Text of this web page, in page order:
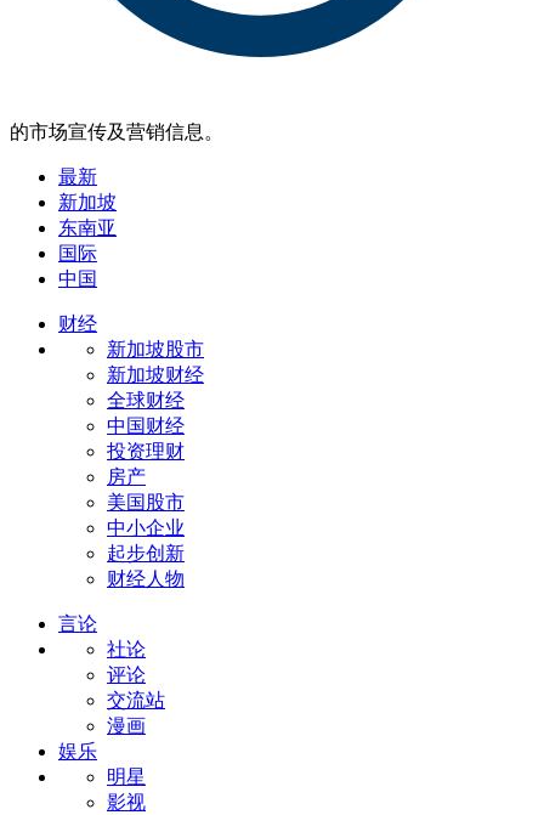
的市场宣传及营销信息。
最新
新加坡
东南亚
国际
中国
财经
新加坡股市
新加坡财经
全球财经
中国财经
投资理财
房产
美国股市
中小企业
起步创新
财经人物
言论
社论
评论
交流站
漫画
娱乐
明星
影视